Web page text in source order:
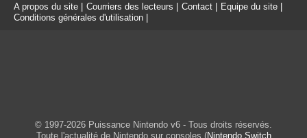
A propos du site | Courriers des lecteurs | Contact | Equipe du site |
Conditions générales d'utilisation |
© 1997-2026 Puissance Nintendo v6 - Tous droits réservés.
Toute l'actualité de Nintendo sur consoles (Nintendo Switch